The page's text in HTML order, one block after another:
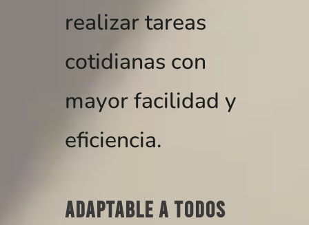
realizar tareas
cotidianas con
mayor facilidad y
eficiencia.
Adaptable a todos